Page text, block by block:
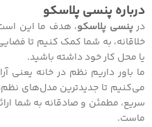
درباره پنسی پلاسکو
درپنسی پلاسکو، هدف ما این است
خلاقانه، به شما کمک کنیم تا
یا محل کار خود داشته باشید.
ما باور داریم نظم در خانه
می‌کنیم تا جدیدترین مدل‌های
سریع، مطمئن و صادقانه به شما
ماست.